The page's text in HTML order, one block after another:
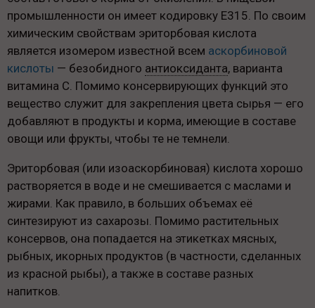
промышленности он имеет кодировку Е315. По своим
химическим свойствам эриторбовая кислота
является изомером известной всем аскорбиновой
кислоты — безобидного антиоксиданта, варианта
витамина C. Помимо консервирующих функций это
вещество служит для закрепления цвета сырья — его
добавляют в продукты и корма, имеющие в составе
овощи или фрукты, чтобы те не темнели.
Эриторбовая (или изоаскорбиновая) кислота хорошо
растворяется в воде и не смешивается с маслами и
жирами. Как правило, в больших объемах её
синтезируют из сахарозы. Помимо растительных
консервов, она попадается на этикетках мясных,
рыбных, икорных продуктов (в частности, сделанных
из красной рыбы), а также в составе разных
напитков.